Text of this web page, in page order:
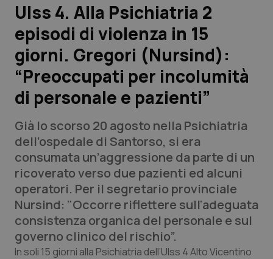
Scienza e Farmaci
Studi e Analisi
Lettere al direttore
QS Pro
Professionisti Sanitari.AI
Abruzzo
Basilicata
QS Pro Gold
Artrite & artrosi
QS Club Newsletter
Ulss 4. Alla Psichiatria 2
episodi di violenza in 15
giorni. Gregori (Nursind):
“Preoccupati per incolumità
di personale e pazienti”
Già lo scorso 20 agosto nella Psichiatria
dell’ospedale di Santorso, si era
consumata un’aggressione da parte di un
ricoverato verso due pazienti ed alcuni
operatori. Per il segretario provinciale
Nursind: "Occorre riflettere sull'adeguata
consistenza organica del personale e sul
governo clinico del rischio”.
In soli 15 giorni alla Psichiatria dell’Ulss 4 Alto Vicentino